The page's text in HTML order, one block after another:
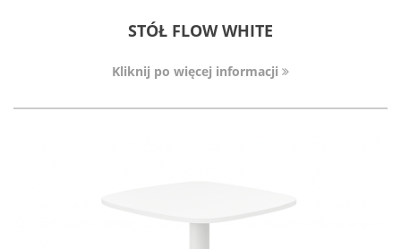
STÓŁ FLOW WHITE
Kliknij po więcej informacji